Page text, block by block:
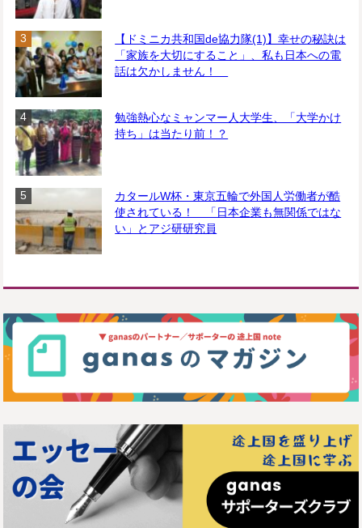
【ドミニカ共和国de協力隊(1)】幸せの秘訣は
「家族を大切にすること」、私も日本への電
話は欠かしません！
勉強熱心なミャンマー人大学生、「大学かけ
持ち」は当たり前！？
カタールW杯・東京五輪で外国人労働者が酷
使されている！ 「日本企業も無関係ではな
い」とアジ研研究員